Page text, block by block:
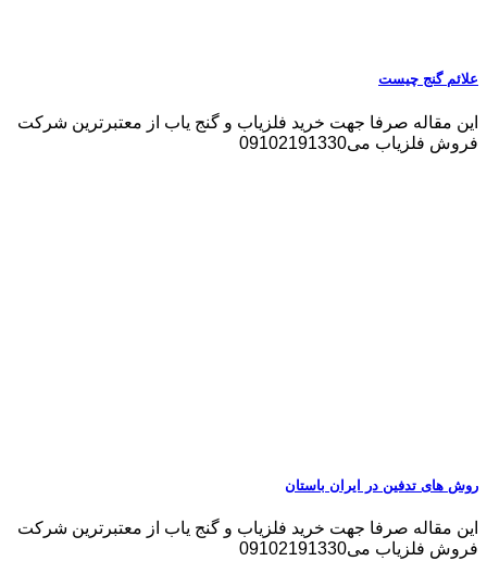
علائم گنج چیست
این مقاله صرفا جهت خرید فلزیاب و گنج یاب از معتبرترین شرکت
فروش فلزیاب می09102191330
روش های تدفین در ایران باستان
این مقاله صرفا جهت خرید فلزیاب و گنج یاب از معتبرترین شرکت
فروش فلزیاب می09102191330